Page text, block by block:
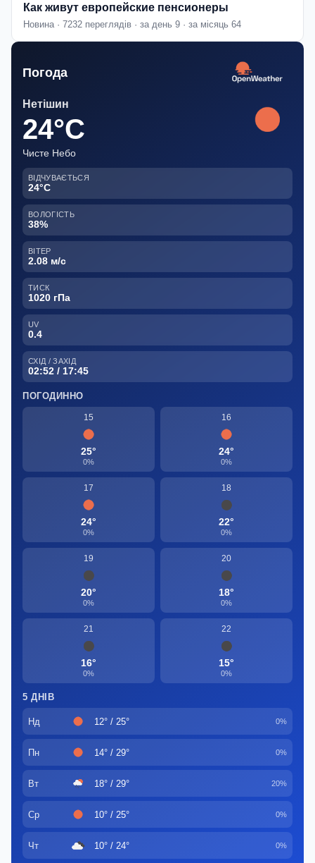
Как живут европейские пенсионеры
Новина · 7232 переглядів · за день 9 · за місяць 64
Погода
Нетішин
24°C
Чисте Небо
ВІДЧУВАЄТЬСЯ
24°C
ВОЛОГІСТЬ
38%
ВІТЕР
2.08 м/с
ТИСК
1020 гПа
UV
0.4
СХІД / ЗАХІД
02:52 / 17:45
ПОГОДИННО
15
25°
0%
16
24°
0%
17
24°
0%
18
22°
0%
19
20°
0%
20
18°
0%
21
16°
0%
22
15°
0%
5 ДНІВ
Нд 12° / 25° 0%
Пн 14° / 29° 0%
Вт 18° / 29° 20%
Ср 10° / 25° 0%
Чт 10° / 24° 0%